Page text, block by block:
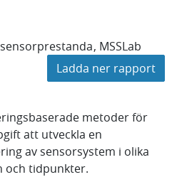
sensorprestanda MSSLab
Ladda ner rapport
metoder för
att utveckla en
av sensorsystem i olika
och tidpunkter.